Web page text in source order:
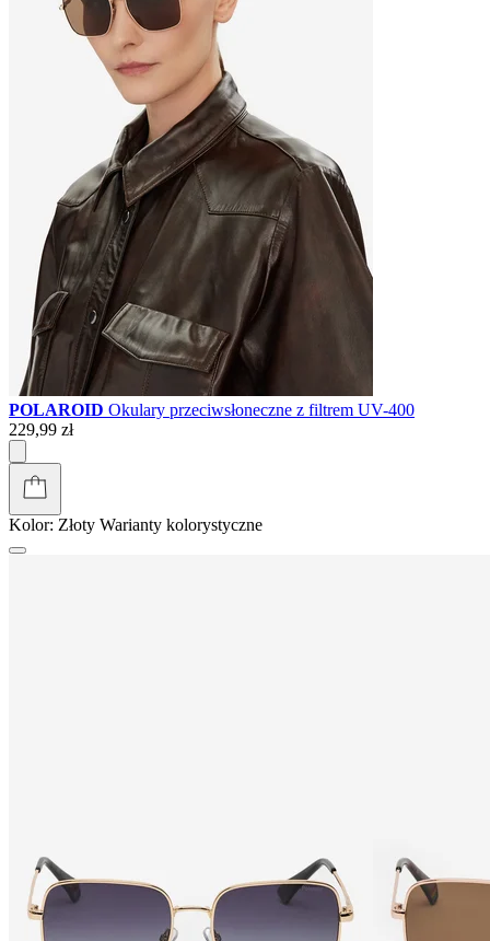
POLAROID Okulary przeciwsłoneczne z filtrem UV-400
229,99 zł
Kolor: Złoty Warianty kolorystyczne